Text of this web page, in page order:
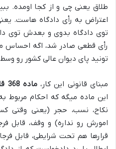
طلاق یعنی چی و از کجا اومده.
اعتراض به رأی دادگاه هاست.
توی دادگاه بدوی و بعدش توی
رأی قطعی صادر شد، اگه احساس
تونید پای دیوان عالی کشور رو
مبنای قانونی این کار،ماده 368 قانون آیین دادرسی مدنی
این ماده میگه که احکام مربوط
نکاح، نسب، حجر (یعنی وقتی
امورش رو نداره) و وقف، قابل
قرارها هم تحت شرایطی، قابل